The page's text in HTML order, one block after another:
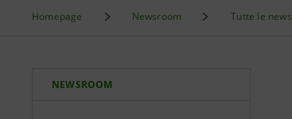
Homepage Newsroom Tutte le news
NEWSROOM